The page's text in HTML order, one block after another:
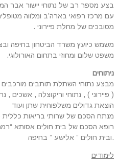
בצע מספר רב של נתוחי יישור אבר
עם מרכז רפואי בארה’ב ומלווה
מסובכים של מחלת פיירוני .
משמש כיועץ משרד הביטחון בחיפה
משפט שלום ומחוזי בתחום האורולוגי.
ניתוחים
מבצע נתוחי השתלת תותבים
( פיירוני ) , נתוחי וריקוצלה , אשכים ,
הוצאת גדולים משלפוחית שתן ועוד
מנתח הסכם של שרותי בריאות
רופא הסכם של בית חולים אסותא
.ובית חולים ” אלישע ” בחיפה
לימודים